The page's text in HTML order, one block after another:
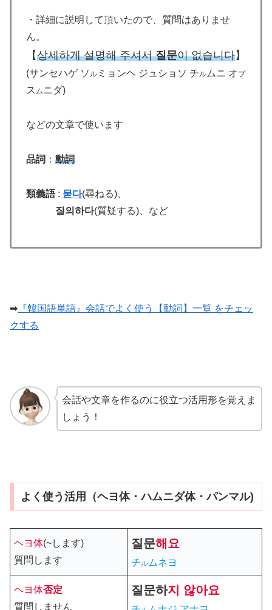
・詳細に説明して頂いたので、質問はありませ
ん。
【상세하게 설명해 주셔서질문이 없습니다】
(サンセハゲ ソ ル ミョンヘ ジュショソ チルムニ オプ
スムニダ)
などの文章で使います
品詞 ： 動詞
類義語: 묻다(尋ねる)、
질의하다(質疑する)、など
➡ 『韓国語単語』会話でよく使う【動詞】一覧 をチェッ
クする
会話や文章を作るのに役立つ活用形を覚えま
しょう！
よく使う活用（ヘヨ体・ハムニダ体・パンマル)
ヘヨ体(~します)
質問します
질문해 요
チル ムネヨ
ヘヨ体否定
質問しません
질문하지 않아요